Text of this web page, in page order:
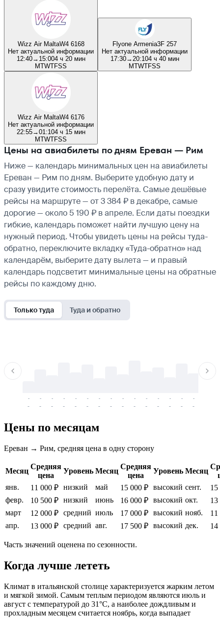
Wizz Air MaltaW4 6168
Нет актуальной информации
12:40→ 15:004 ч 20 мин
MTWTFSS
Flyone Armenia3F 257
Нет актуальной информации
17:30→ 20:104 ч 40 мин
MTWTFSS
Wizz Air MaltaW4 6176
Нет актуальной информации
22:55→01:104 ч 15 мин
MTWTFSS
Цены на авиабилеты по дням Ереван — Рим
Ниже — календарь минимальных цен на авиабилеты
Ереван — Рим по дням. Выберите удобную дату и
сразу увидите стоимость перелёта. Самые дешёвые
рейсы на маршруте — от 3 384 ₽ в декабре, самые
дорогие — около 5 190 ₽ в апреле. Если даты поездки
гибкие, календарь поможет найти лучшую цену на
нужный период. Чтобы увидеть цены на рейсы туда-
обратно, переключите вкладку «Туда-обратно» над
календарём, выберите дату вылета — и правый
календарь подсветит минимальные цены на обратные
рейсы по каждому дню.
Только туда Туда и обратно
-
-
-
-
-
-
-
-
-
-
-
-
-
-
-
-
-
-
-
-
-
-
-
-
-
-
-
-
-
-
Цены по месяцам
Ереван → Рим, средняя цена в одну сторону
Месяц
Средняя
цена
Уровень Месяц
Средняя
цена
Уровень Месяц
янв.
11 000 ₽ низкий май 15 000 ₽ высокий сент.
15
февр.
10 500 ₽ низкий июнь 16 000 ₽ высокий окт.
13
март
12 000 ₽ средний июль 17 000 ₽ высокий нояб.
11
апр.
13 000 ₽ средний авг. 17 500 ₽ высокий дек. 14
Часть значений оценена по сезонности.
Когда лучше лететь
Климат в итальянской столице характеризуется жарким летом
и мягкой зимой. Самым теплым периодом являются июль и
август с температурой до 31°C, а наиболее дождливым и
прохладным месяцем считается ноябрь, когда выпадает